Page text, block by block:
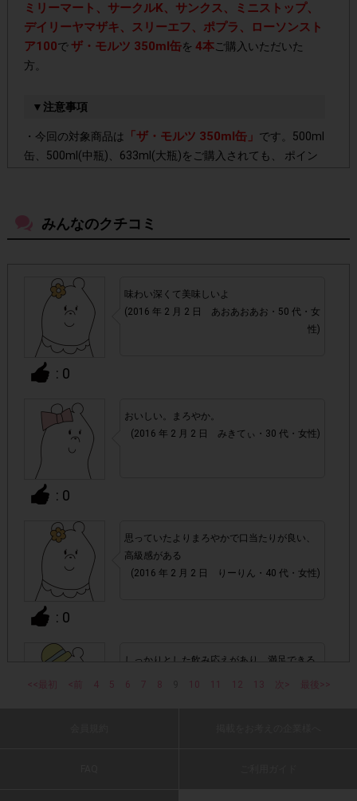
ミリーマート、サークルK、サンクス、ミニストップ、
デイリーヤマザキ、スリーエフ、ポプラ、ローソンスト
ア100でザ・モルツ 350ml缶を 4本ご購入いただいた
方。
▼注意事項
・今回の対象商品は 「ザ・モルツ 350ml缶」 です。500ml
缶、500ml(中瓶)、633ml(大瓶)をご購入されても、 ポイン
・
【セブン‐イレブン、ローソン、ファミリーマート、
サークルK、サンクス、ミニストップ、デイリーヤマザ
ご購入いただいてもポイント付与対象外となります。
・店舗によって取扱いのない場合があります。予めご了承く
ださい。
・参加(申し込み)を回答前にしていただければ、募集人数が
・他サイトのテンタメを含め、1つのアンケートにつき1人1
回の参加とさせていただいております。
・悪質な投稿があった場合、
だくこともあります。
・スマートフォン、携帯電話、タブレットPCにつきまし
て、機種によってはアンケートに回答できない場合がござい
ます。
▼ポイント付与対象外
みんなのクチコミ
: 0
味わい深くて美味しいよ
(2016 年 2 月 2 日 あおあおあお・50 代・女
性)
: 0
おいしい。まろやか。
(2016 年 2 月 2 日 みきてぃ・30 代・女性)
: 0
思っていたよりまろやかで口当たりが良い、
高級感がある
(2016 年 2 月 2 日 りーりん・40 代・女性)
しっかりとした飲み応えがあり、満足できる
<<最初 <前 4 5 6 7 8 10 11 12 13 次> 最後>>